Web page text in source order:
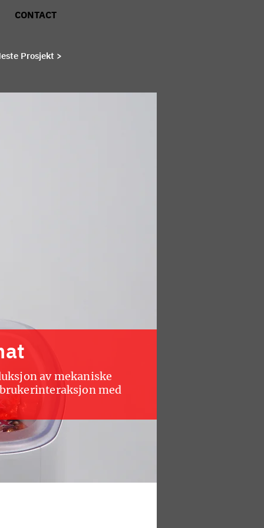
CONTACT
Prosjekt >
av mekaniske
med